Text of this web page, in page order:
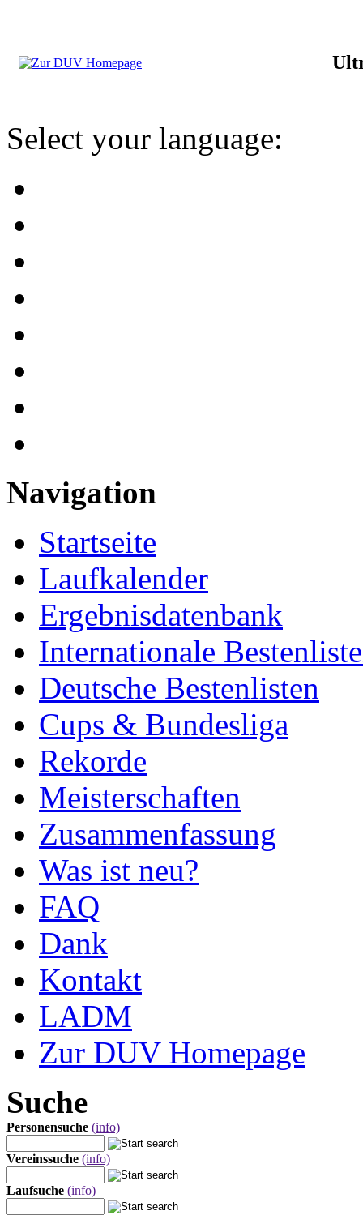
Select your language:
Navigation
Startseite
Laufkalender
Ergebnisdatenbank
Internationale
Deutsche Bestenlisten
Cups & Bundesliga
Rekorde
Meisterschaften
Zusammenfassung
Was ist neu?
FAQ
Dank
Kontakt
LADM
Zur DUV Homepage
Suche
Personensuche (info)
Vereinssuche (info)
Laufsuche (info)